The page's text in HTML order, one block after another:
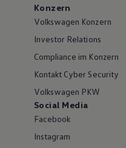
Konzern
Volkswagen Konzern
Investor Relations
Compliance im Konzern
Kontakt Cyber Security
Volkswagen PKW
Social Media
Facebook
Instagram